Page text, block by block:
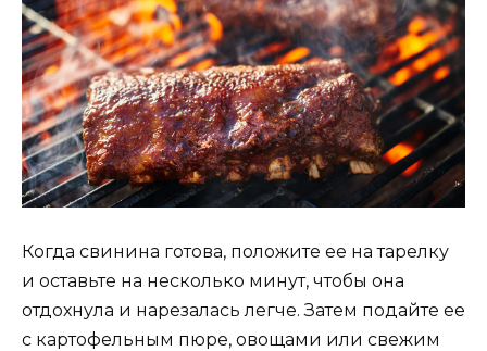
Когда свинина готова, положите ее на тарелку
и оставьте на несколько минут, чтобы она
отдохнула и нарезалась легче. Затем подайте ее
с картофельным пюре, овощами или свежим